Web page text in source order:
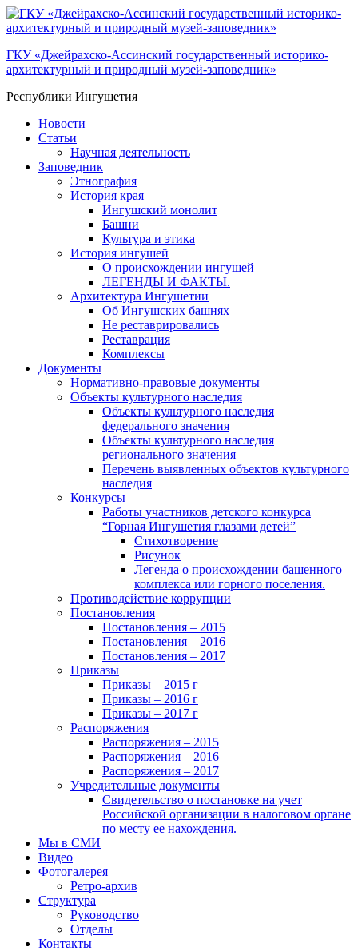
ГКУ «Джейрахско-Ассинcкий государственный историко-
архитектурный и природный музей-заповедник»
Республики Ингушетия
Новости
Статьи
Научная деятельность
Заповедник
Этнография
История края
Ингушский монолит
Башни
Культура и этика
История ингушей
О происхождении ингушей
ЛЕГЕНДЫ И ФАКТЫ.
Архитектура Ингушетии
Об Ингушских башнях
Не реставрировались
Реставрация
Комплексы
Документы
Нормативно-правовые документы
Объекты культурного наследия
Объекты культурного наследия
федерального значения
Объекты культурного наследия
регионального значения
Перечень выявленных объектов культурного
наследия
Конкурсы
Работы участников детского конкурса
“Горная Ингушетия глазами детей”
Стихотворение
Рисунок
Легенда о происхождении башенного
комплекса или горного поселения.
Противодействие коррупции
Постановления
Постановления – 2015
Постановления – 2016
Постановления – 2017
Приказы
Приказы – 2015 г
Приказы – 2016 г
Приказы – 2017 г
Распоряжения
Распоряжения – 2015
Распоряжения – 2016
Распоряжения – 2017
Учредительные документы
Свидетельство о постановке на учет
Российской организации в налоговом органе
по месту ее нахождения.
Мы в СМИ
Видео
Фотогалерея
Ретро-архив
Структура
Руководство
Отделы
Контакты